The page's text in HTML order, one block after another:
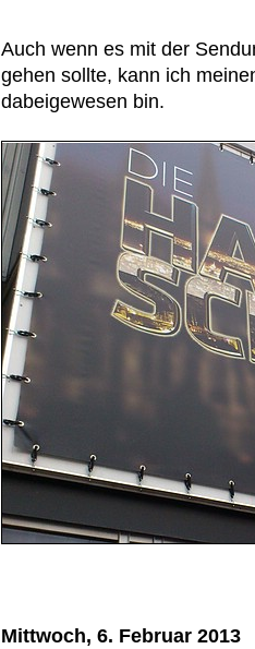
Auch wenn es mit der
gehen sollte, kann ich
dabeigewesen bin.
Mittwoch, 6. Februar 2013